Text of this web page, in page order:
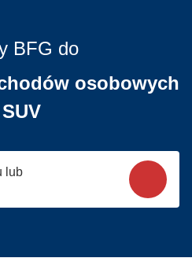
BFG do
osobowych
lub